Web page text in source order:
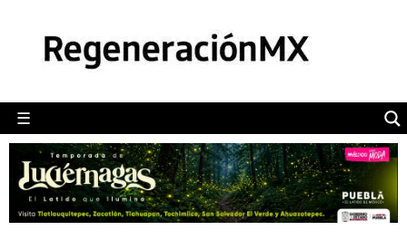
☰
POLÍTICA
CAMALEÓN
OPINIÓN
DEPORTES